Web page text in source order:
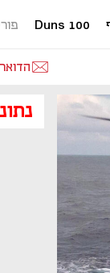
Duns 100